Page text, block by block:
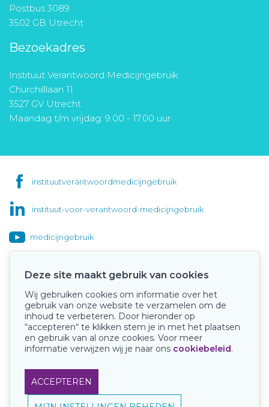
Postbus 3089
3502 GB Utrecht
Bezoekadres
Instituut Verantwoord Medicijngebruik
Churchilllaan 11
3527 GV Utrecht
Maandag t/m vrijdag: 9.00 - 17.00 uur
instituutverantwoordmedicijngebruik
instituut-voor-verantwoord-medicijngebruik
medicijngebruik
Onze keurmerken
Deze site maakt gebruik van cookies
Wij gebruiken cookies om informatie over het
gebruik van onze website te verzamelen om de
inhoud te verbeteren. Door hieronder op
“accepteren“ te klikken stem je in met het plaatsen
en gebruik van al onze cookies. Voor meer
informatie verwijzen wij je naar ons cookiebeleid.
ACCEPTEREN